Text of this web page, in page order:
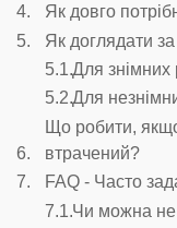
Як довго
Як доглядати
Для знімних
Для
Що робити,
втрачений?
FAQ - Часто
Чи можна не